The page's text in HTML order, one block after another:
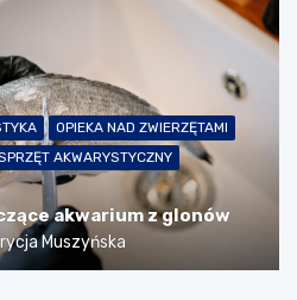
OPIEKA NAD ZWIERZĘTAMI
AKWARYSTYCZNY
akwarium z glonów
Muszyńska